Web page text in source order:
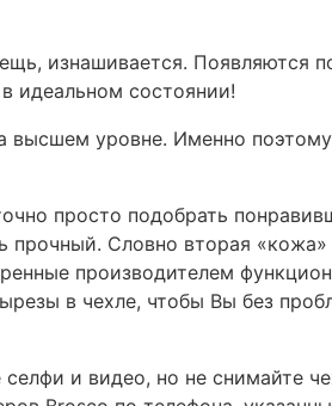
изнашивается. Появляются
идеальном состоянии!
уровне. Именно
просто подобрать
прочный. Словно вторая
производителем
в чехле, чтобы Вы без
и видео, но не снимайте